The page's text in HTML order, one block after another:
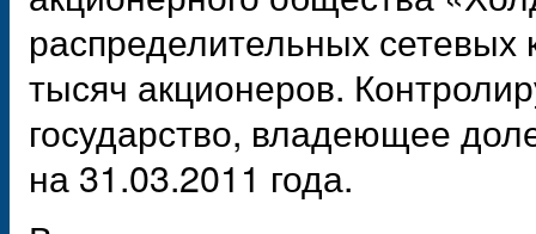
распределительных
тысяч акционеров.
государство, владеющее
на 31.03.2011 года.